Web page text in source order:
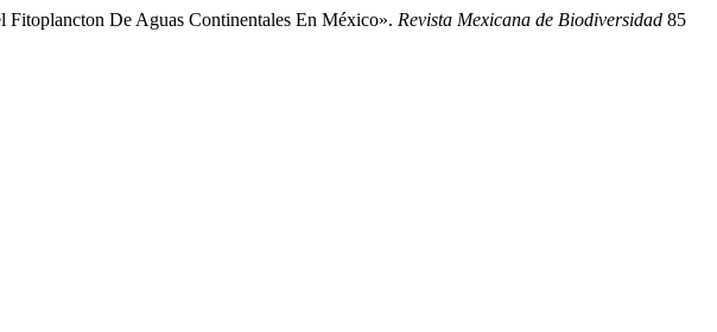
De Aguas Continentales En México». Revista Mexicana de Biodiversidad 85